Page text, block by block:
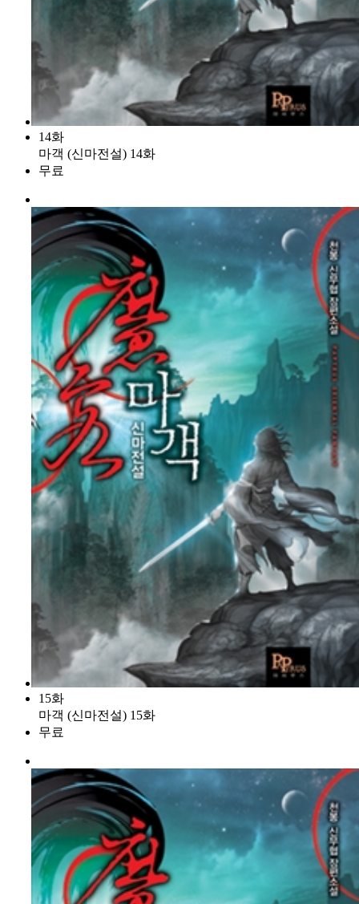
14화
마객 (신마전설) 14화
무료
15화
마객 (신마전설) 15화
무료